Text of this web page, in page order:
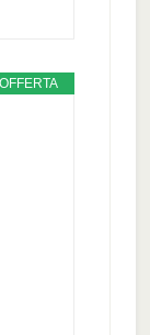
OFFERTA